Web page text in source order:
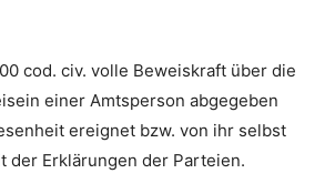
cod. civ. volle Beweiskraft über die
einer Amtsperson abgegeben
ereignet bzw. von ihr selbst
der Erklärungen der Parteien.